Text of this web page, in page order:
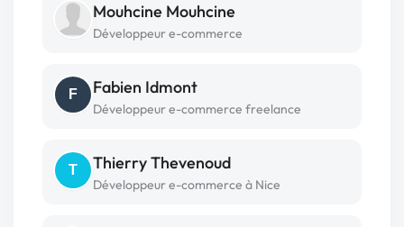
Mouhcine Mouhcine
Développeur e-commerce
F Fabien Idmont
Développeur e-commerce freelance
T Thierry Thevenoud
Développeur e-commerce à Nice